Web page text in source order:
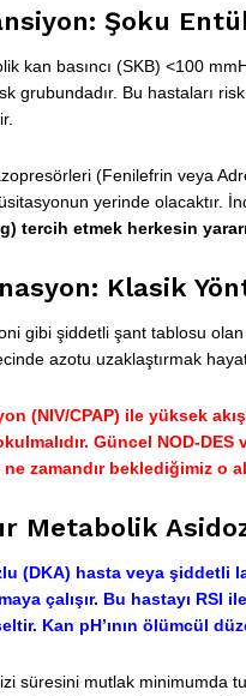
Şoku
kan basıncı (SKB) <100
grubundadır. Bu hastaları
(Fenilefrin veya
yerinde olacaktır.
) tercih etmek herkesin
Klasik
gibi şiddetli şant tablosu
azotu uzaklaştırmak
(NIV/CPAP) ile yüksek
Güncel NOD-DES
zamandır beklediğimiz o
Metabolik
(DKA) hasta veya şiddetli
çalışır. Bu hastayı RSI
Kan pH’ının ölümcül
süresini mutlak minimumda